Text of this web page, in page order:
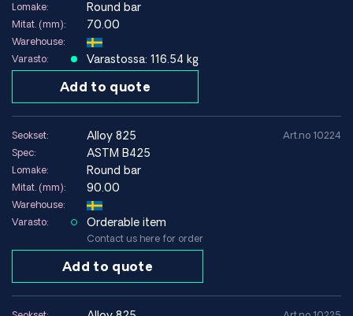
Lomake: Round bar
Mitat. (mm): 70.00
Warehouse:
Varasto:
Varastossa: 116.54 kg
Add to quote
Seokset: alloy 825
Spec: ASTM B425
Lomake: Round bar
Mitat. (mm): 90.00
Warehouse:
Varasto:
Orderable item
Contact us here for order
Add to quote
Art.no 10224